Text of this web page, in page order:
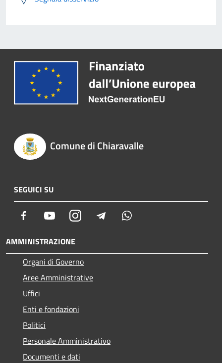
Comune di Chiaravalle
SEGUICI SU
Facebook YoutubeInstagram Telegram
AMMINISTRAZIONE
Organi di Governo
Aree Amministrative
Uffici
Enti e fondazioni
Politici
Personale Amministrativo
Documenti e dati